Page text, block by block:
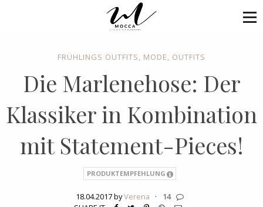
FRÜHLINGS OUTFITS, MODE, OUTFITS
Die Marlenehose: Der
Klassiker in Kombination
mit Statement-Pieces!
PRODUKTEMPFEHLUNG
18.04.2017 byVerena ·
14